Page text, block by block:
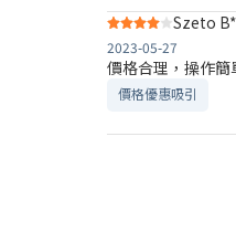
Szeto
2023-05-27
價格合理，操作
價格優惠吸引